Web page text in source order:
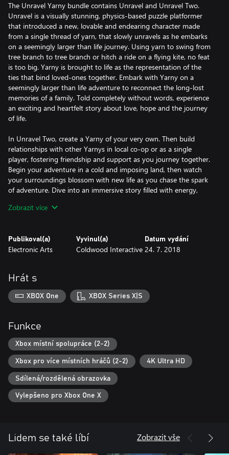
The Unravel Yarny bundle contains Unravel and Unravel Two.
Unravel is a visually stunning, physics-based puzzle platformer
that introduced a new, lovable and endearing character made
from a single thread of yarn, that slowly unravels as he embarks
on a seemingly larger than life journey. Using yarn to swing from
tree branch to tree branch or hitch a ride on a flying kite, no feat
is too big. Yarny is brought to life as the representation of the
ties that bind loved-ones together. Embark with Yarny on a
seemingly larger than life adventure to reconnect the long-lost
memories of a family. Told completely without words, experience
an exciting and heartfelt story about love, hope and the journey
of life.
In Unravel Two, create a Yarny of your very own. Then build
relationships with other Yarnys in local co-op or as a single
player, fostering friendship and support as you journey together.
Begin your adventure in a cold and imposing land, then watch
your surroundings blossom with new life as you chase the spark
of adventure. Dive into an immersive story filled with energy,
Zobrazit více
Publikoval(a)
Electronic Arts
Vyvinul(a)
Coldwood Interactive
Datum vydání
24. 7. 2018
Hrát s
XBOX One XBOX Series X|S
Funkce
Xbox místní spolupráce (2-2)
Xbox pro více místních hráčů (2-2) 4K Ultra HD
Sdílená/rozdělená obrazovka
Vylepšeno pro Xbox One X
Lidem se také líbí Zobrazit vše